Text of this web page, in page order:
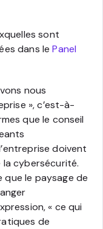
sont
dans lePanel
nous
», c’est-à-
que le conseil
doivent
la cybersécurité.
le paysage de
« ce qui
de